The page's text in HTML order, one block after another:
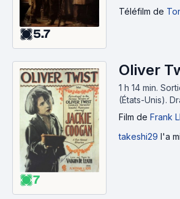
5.7
Téléfilm de
7
Oliver
1 h 14 min.
(États-Unis).
Film de Frank
takeshi29 l'a